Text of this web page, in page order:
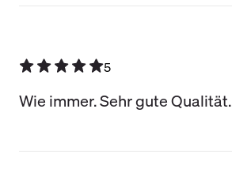
5
Wie immer. Sehr gute Qualität.